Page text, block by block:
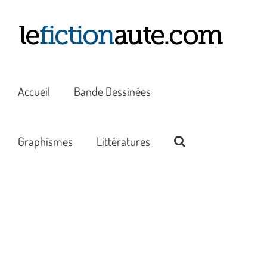
contenu
Accueil Bande Dessinées
Graphismes Littératures